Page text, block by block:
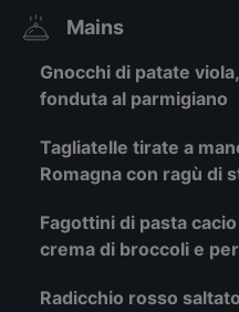
Mains
Gnocchi di patate
fonduta al parmigiano
Tagliatelle tirate a
Romagna con ragù di
Fagottini di pasta
crema di broccoli e
Radicchio rosso